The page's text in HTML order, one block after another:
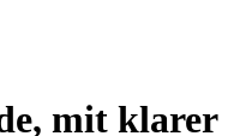
mit klarer